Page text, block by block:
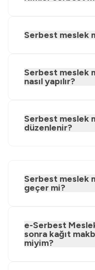
Serbest meslek
Serbest meslek
nasıl yapılır?
Serbest meslek
düzenlenir?
Serbest meslek
geçer mi?
e-Serbest
sonra kağıt
miyim?